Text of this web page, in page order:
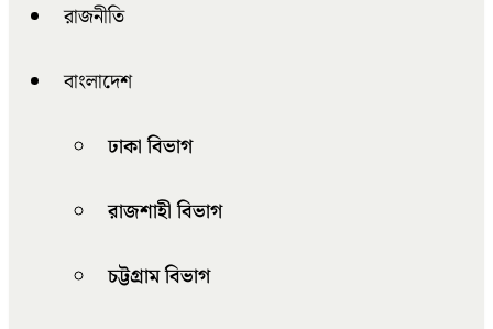
রাজনীতি
বাংলাদেশ
ঢাকা বিভাগ
রাজশাহী বিভাগ
চট্টগ্রাম বিভাগ